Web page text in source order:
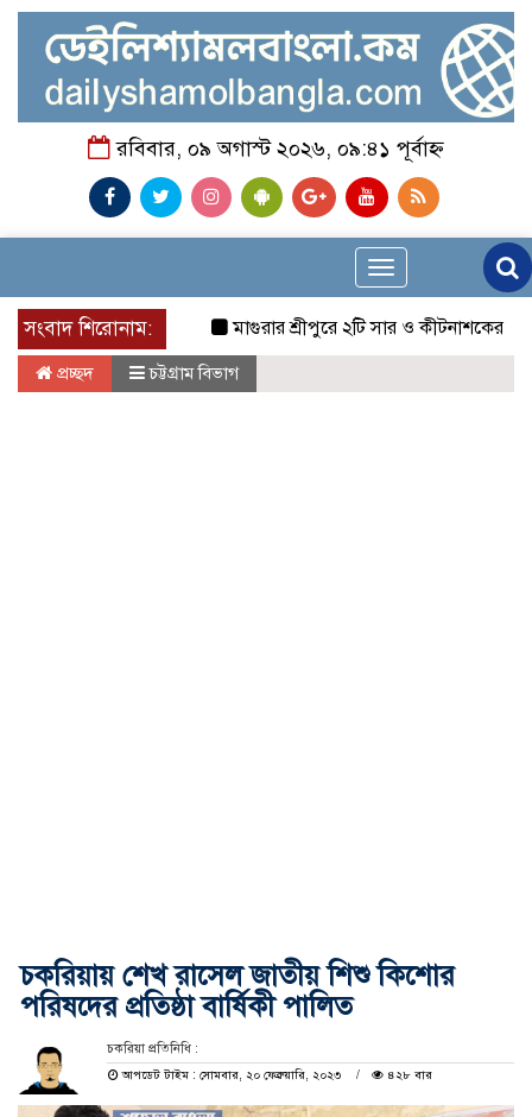
রবিবার, ০৯ অগাস্ট ২০২৬, ০৯:৪১ পূর্বাহ্ন
Toggle
navigation
সংবাদ শিরোনাম:
মাগুরার শ্রীপুরে ২টি সার ও কীটনাশকের দোকানে
প্রচ্ছদ চট্টগ্রাম বিভাগ
চকরিয়ায় শেখ রাসেল জাতীয় শিশু কিশোর
পরিষদের প্রতিষ্ঠা বার্ষিকী পালিত
চকরিয়া প্রতিনিধি :
আপডেট টাইম : সোমবার, ২০ ফেব্রুয়ারি, ২০২৩
৪২৮ বার